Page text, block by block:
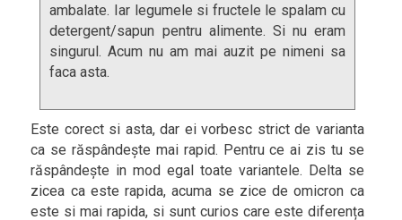
ambalate. Iar legumele si fructele le spalam cu
detergent/sapun pentru alimente. Si nu eram
singurul. Acum nu am mai auzit pe nimeni sa
faca asta.
Este corect si asta, dar ei vorbesc strict de varianta
ca se răspândește mai rapid. Pentru ce ai zis tu se
răspândește in mod egal toate variantele. Delta se
zicea ca este rapida, acuma se zice de omicron ca
este si mai rapida, si sunt curios care este diferența